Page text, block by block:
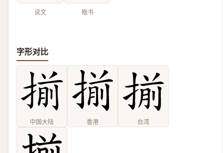
说文 楷书
字形对比
中国大陆 香港 台湾